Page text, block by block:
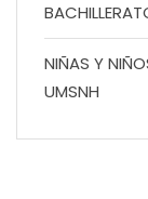
NIÑAS Y
UMSNH